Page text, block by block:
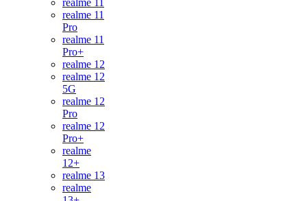
realme 11
realme 11
Pro
realme 11
Pro+
realme 12
realme 12
5G
realme 12
Pro
realme 12
Pro+
realme
12+
realme 13
realme